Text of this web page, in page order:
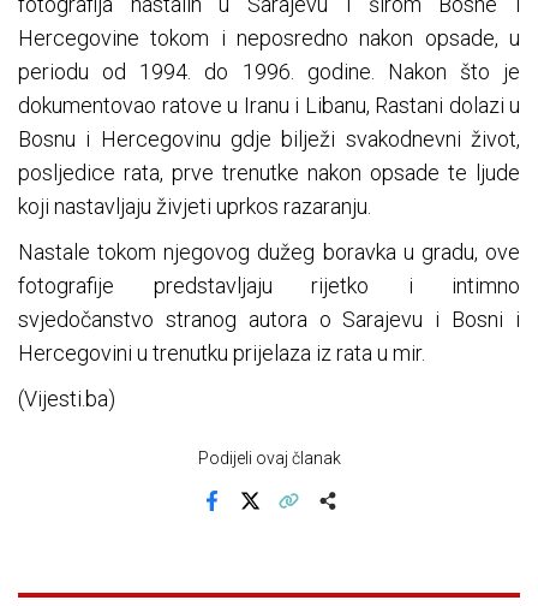
Hercegovine tokom i neposredno nakon opsade, u
periodu od 1994. do 1996. godine. Nakon što je
dokumentovao ratove u Iranu i Libanu, Rastani dolazi u
Bosnu i Hercegovinu gdje bilježi svakodnevni život,
posljedice rata, prve trenutke nakon opsade te ljude
koji nastavljaju živjeti uprkos razaranju.
Nastale tokom njegovog dužeg boravka u gradu, ove
fotografije predstavljaju rijetko i intimno
svjedočanstvo stranog autora o Sarajevu i Bosni i
Hercegovini u trenutku prijelaza iz rata u mir.
(Vijesti.ba)
Podijeli ovaj članak